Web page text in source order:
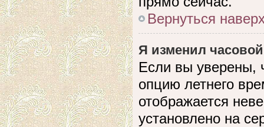
Вернуться
Я изменил
Если вы уверены,
опцию летнего
отображается
установлено на